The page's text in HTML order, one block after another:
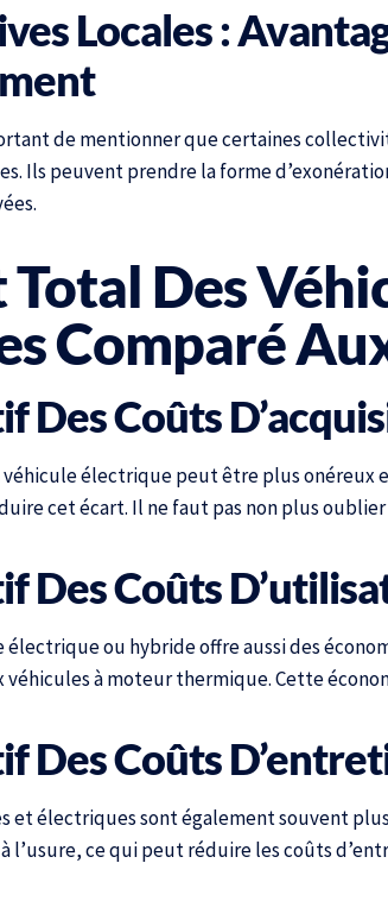
Locales :
de mentionner que certaines
Ils peuvent prendre la forme
Total Des
Comparé
Des Coûts
véhicule électrique peut être plus onéreux
cet écart. Il ne faut pas non plus
Des Coûts
électrique ou hybride offre aussi des
à moteur thermique. Cette
Des Coûts
et électriques sont également souvent
l’usure, ce qui peut réduire les coûts